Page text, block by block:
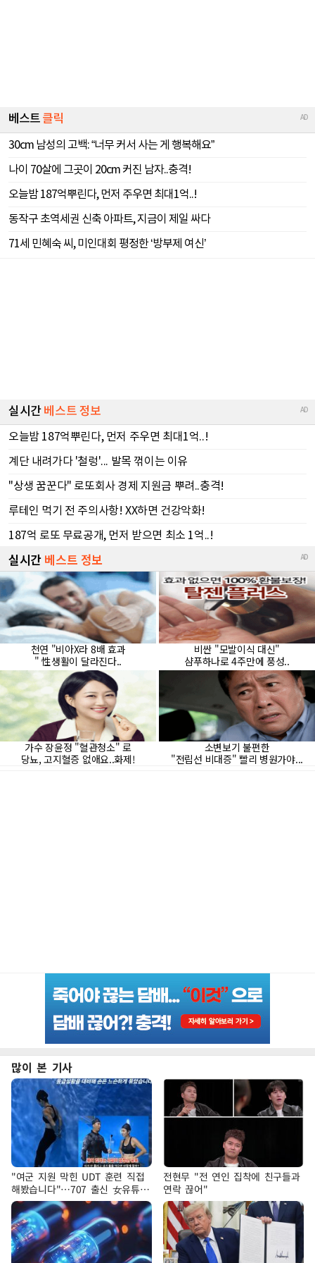
많이 본 기사
"여군 지원 막힌 UDT 훈련 직접
해봤습니다"…707 출신 女유튜버
'완벽 소화'
전현무 "전 연인 집착에 친구들과
연락 끊어"